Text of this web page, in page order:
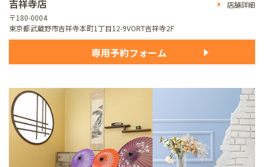
吉祥寺店
店舗詳細
〒180-0004
東京都武蔵野市吉祥寺本町1丁目12-9VORT吉祥寺2F
専用予約フォーム